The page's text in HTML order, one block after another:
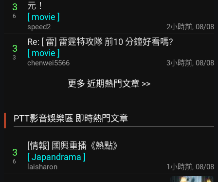
3
6
元！
[ movie ]
speed2 2小時前, 08/08
3
3
Re: [ 雷] 雷霆特攻隊 前10 分鐘好看嗎?
[ movie ]
chenwei5566 3小時前, 08/08
更多 近期熱門文章 >>
PTT影音娛樂區 即時熱門文章
3
6
[情報] 國興重播《熱點》
[Japandrama ]
laisharon 1小時前, 08/08